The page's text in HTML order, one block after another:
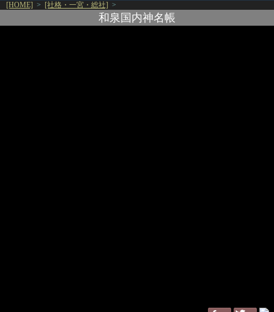
[HOME] > [社格・一宮・総社] >
和泉国内神名帳